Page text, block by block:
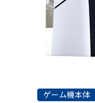
ゲーム機本体